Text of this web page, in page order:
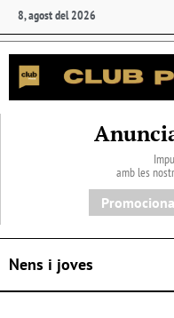
8, agost del 2026
amb les
Nens i joves